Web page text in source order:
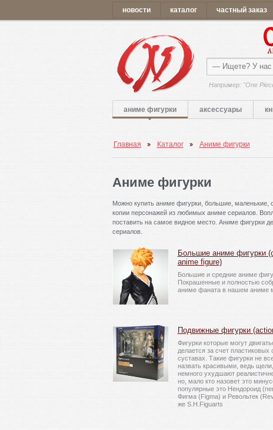
новости каталог частный заказ
Например: "One
аниме фигурки
аксессуары
Главная Каталог Аниме фигурки
Аниме фигурки
Можно купить аниме фигурки, большие,
копии персонажей из любимых аниме сериалов.
поставить на самое видное место. Аниме фигурки
сериалов.
Большие аниме фигурки
anime figure)
Большие и средние аниме
Покрашенные и полностью
аниме фаната в нашем аниме
Подвижные фигурки
Фигурки которые могут
делается за счет пластиковых
суставах. Такие фигурки не
назвать красивыми, ведь
немного ухудшают
но, мало кто назовет это
популярные это Нендороид
Фигма (Figma) и Револьтек
же S.H.Figuarts